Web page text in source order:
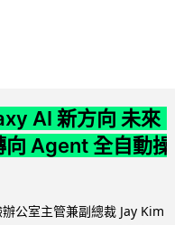
AI 新方向 未來
Agent 全自動操
公室主管兼副總裁 Jay Kim